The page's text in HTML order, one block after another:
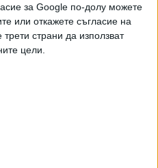
за Google по-долу можете
или откажете съгласие на
страни да използват
цели.
катастрофата в София е бил с